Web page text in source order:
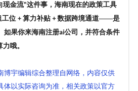
现金流"这件事，海南现在的政策工具
工位 + 算力补贴 + 数据跨境通道——是
如果你来海南注册ai公司，并符合条件
力哦。
博宇编辑综合整理自网络，内容仅供
体以实际咨询为准，相关政策以官方